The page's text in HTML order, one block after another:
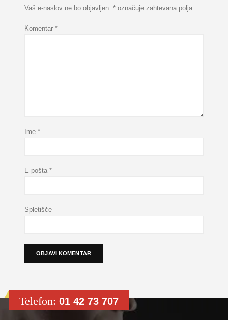
Vaš e-naslov ne bo objavljen. *označuje zahtevana polja
Komentar *
Ime *
E-pošta *
Spletišče
Telefon: 01 42 73 707